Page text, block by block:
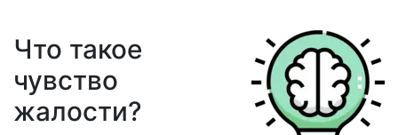
Что такое
чувство
жалости?